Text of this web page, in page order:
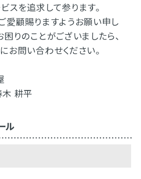
スを追求して参ります。
愛顧賜りますようお願い申し
困りのことがございましたら、
お問い合わせください。
耕平
ル